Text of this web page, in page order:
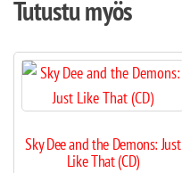
Tutustu myös
Sky Dee and the Demons: Just
Like That (CD)